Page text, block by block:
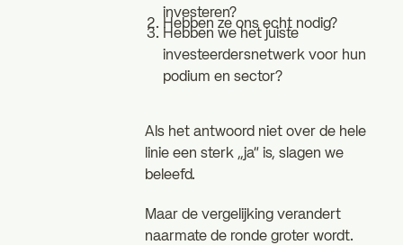
investeren?
Hebben ze ons echt nodig?
Hebben we het juiste
investeerdersnetwerk voor hun
podium en sector?
Als het antwoord niet over de hele
linie een sterk „ja” is, slagen we
beleefd.
Maar de vergelijking verandert
naarmate de ronde groter wordt.